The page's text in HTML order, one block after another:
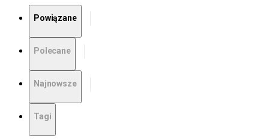
Powiązane
Polecane
Najnowsze
Tagi